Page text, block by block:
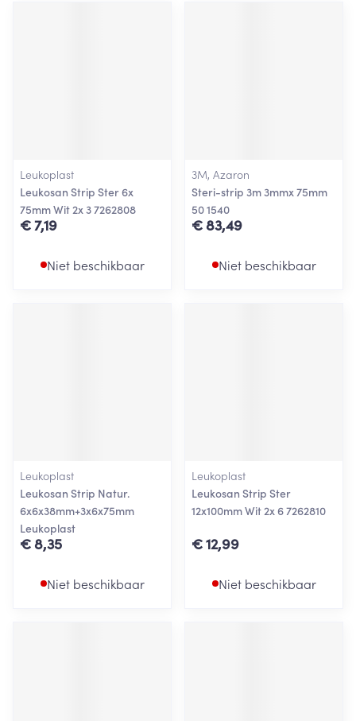
Leukoplast
Leukosan Strip Ster 6x
75mm Wit 2x 3 7262808
€ 7,19
Niet beschikbaar
3M, Azaron
Steri-strip 3m 3mmx 75mm
50 1540
€ 83,49
Niet beschikbaar
Leukoplast
Leukosan Strip Natur.
6x6x38mm+3x6x75mm
Leukoplast
€ 8,35
Niet beschikbaar
Leukoplast
Leukosan Strip Ster
12x100mm Wit 2x 6 7262810
€ 12,99
Niet beschikbaar